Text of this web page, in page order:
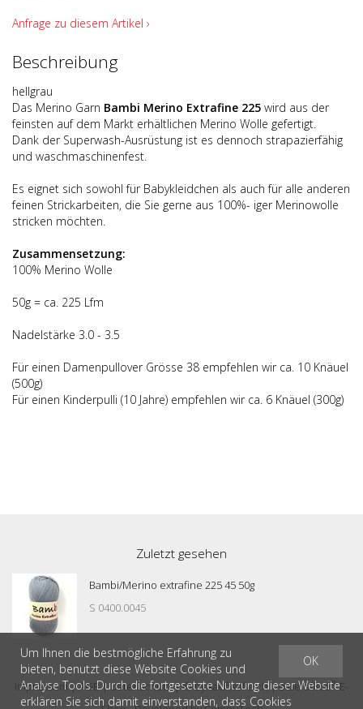
Anfrage zu diesem Artikel ›
Beschreibung
hellgrau
Das Merino Garn Bambi Merino Extrafine 225 wird aus der
feinsten auf dem Markt erhältlichen Merino Wolle gefertigt.
Dank der Superwash-Ausrüstung ist es dennoch strapazierfähig
und waschmaschinenfest.
Es eignet sich sowohl für Babykleidchen als auch für alle anderen
feinen Strickarbeiten, die Sie gerne aus 100%- iger Merinowolle
stricken möchten.
Zusammensetzung:
100% Merino Wolle
50g = ca. 225 Lfm
Nadelstärke 3.0 - 3.5
Für einen Damenpullover Grösse 38 empfehlen wir ca. 10 Knäuel
(500g)
Für einen Kinderpulli (10 Jahre) empfehlen wir ca. 6 Knäuel (300g)
Zuletzt gesehen
Bambi/Merino extrafine 225 45 50g
S 0400.0045
Impressum|AGB|Datenschutz| © bykaufwolle.ch|blue office®E-
OK
Um Ihnen die bestmögliche Erfahrung zu
bieten, benutzt diese Website Cookies und
Analyse Tools. Durch die fortgesetzte Nutzung dieser Website
erklären Sie sich damit einverstanden, dass Cookies